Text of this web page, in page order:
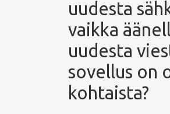
uudesta
vaikka
uudesta
sovellus on
kohtaista?